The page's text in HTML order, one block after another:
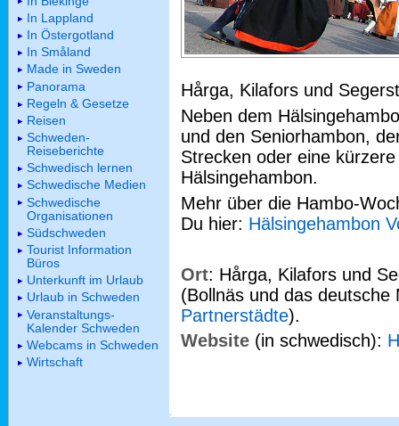
Hårga, Kilafors und
Neben dem
und den Seniorhambon,
Strecken oder eine
Hälsingehambon.
Mehr über die Hambo-
Du hier: Hälsingehambon
Ort: Hårga, Kilafors und
(Bollnäs und das deutsche
Partnerstädte).
Website (in schwedisch):
In Lappland
In Östergotland
In Småland
Made in Sweden
Panorama
Regeln & Gesetze
Reisen
Schweden-
Reiseberichte
Schwedisch lernen
Schwedische Medien
Schwedische
Organisationen
Südschweden
Tourist Information
Büros
Unterkunft im Urlaub
Urlaub in Schweden
Veranstaltungs-
Kalender Schweden
Webcams in Schweden
Wirtschaft